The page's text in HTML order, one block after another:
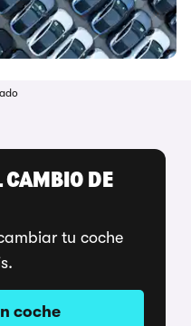
CAMBIO DE
tu coche
coche